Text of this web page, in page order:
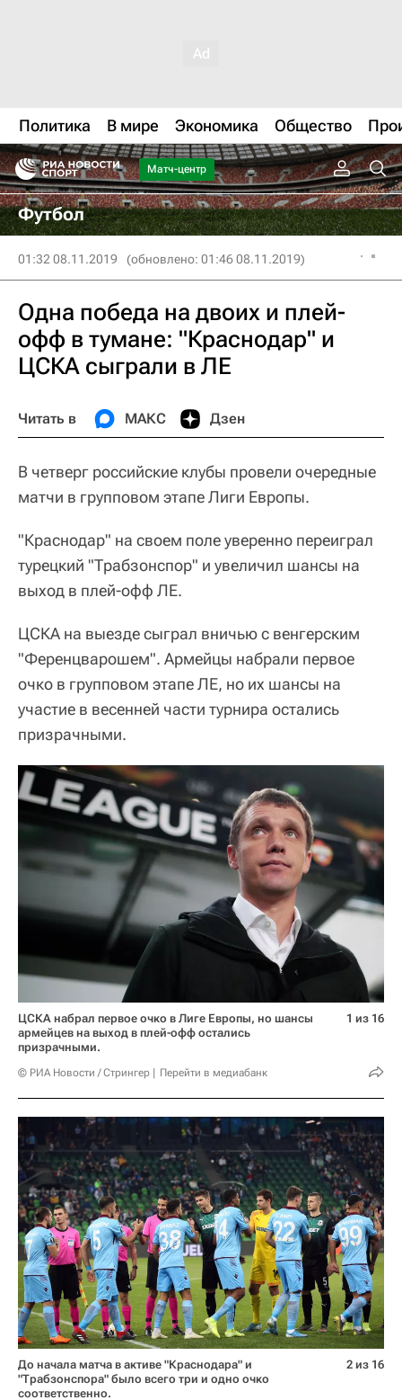
Политика В мире Экономика Общество
Матч-центр
Футбол
01:32 08.11.2019 (обновлено: 01:46 08.11.2019)
Одна победа на двоих и плей-
офф в тумане: "Краснодар" и
ЦСКА сыграли в ЛЕ
Читать в МАКС Дзен
В четверг российские клубы провели очередные
матчи в групповом этапе Лиги Европы.
"Краснодар" на своем поле уверенно переиграл
турецкий "Трабзонспор" и увеличил шансы на
выход в плей-офф ЛЕ.
ЦСКА на выезде сыграл вничью с венгерским
"Ференцварошем". Армейцы набрали первое
очко в групповом этапе ЛЕ, но их шансы на
участие в весенней части турнира остались
призрачными.
ЦСКА набрал первое очко в Лиге Европы, но шансы
армейцев на выход в плей-офф остались
призрачными.
© РИА Новости / Стрингер Перейти в медиабанк
1 из 16
До начала матча в активе "Краснодара" и
"Трабзонспора" было всего три и одно очко
соответственно.
2 из 16